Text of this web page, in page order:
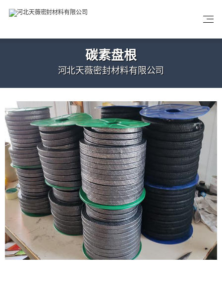
碳素盘根
河北天薇密封材料有限公司